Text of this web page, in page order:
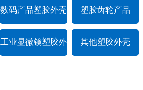
数码产品塑胶外壳 塑胶齿轮产品
工业显微镜塑胶外 其他塑胶外壳